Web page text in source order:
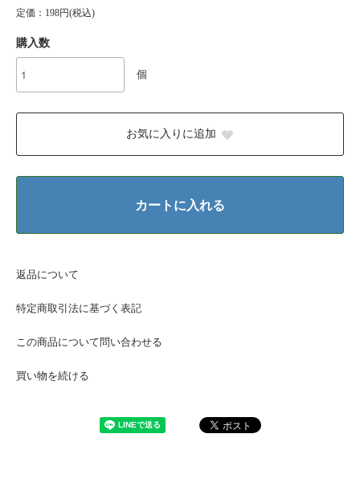
定価：198円(税込)
購入数
個
お気に入りに追加
カートに入れる
返品について
特定商取引法に基づく表記
この商品について問い合わせる
買い物を続ける